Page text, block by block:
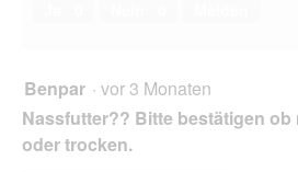
Benpar · vor 3 Monaten
Nassfutter?? Bitte bestätigen ob
oder trocken.